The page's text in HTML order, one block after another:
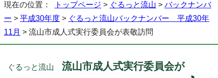
現在の位置： トップページ > ぐるっと流山 > バックナンバ
ー > 平成30年度 > ぐるっと流山バックナンバー 平成30年
11月 > 流山市成人式実行委員会が表敬訪問
ぐるっと流山 流山市成人式実行委員会が